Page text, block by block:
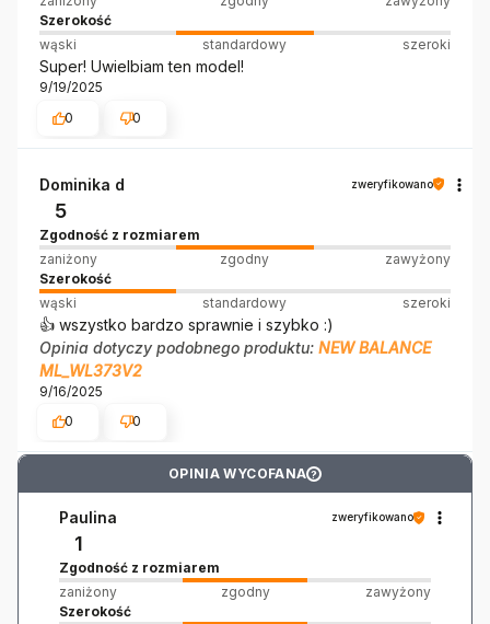
Szerokość
wąski
standardowy szeroki
Super! Uwielbiam ten model!
9/19/2025
0
0
Dominika d zweryfikowano
5
Zgodność z rozmiarem
zaniżony
zgodny
zawyżony
Szerokość
wąski
standardowy szeroki
👍️ wszystko bardzo sprawnie i szybko :)
Opinia dotyczy podobnego produktu: NEW BALANCE
ML_WL373V2
9/16/2025
0
0
OPINIA WYCOFANA ?
Paulina zweryfikowano
1
Zgodność z rozmiarem
zaniżony
zgodny
zawyżony
Szerokość